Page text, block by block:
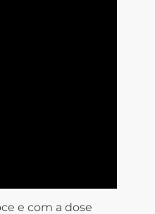
e com a dose